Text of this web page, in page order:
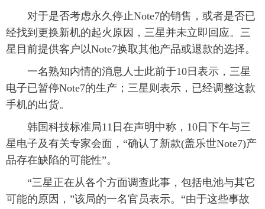
对于是否考虑永久停止Note7的销售，或者是否已
经找到更换新机的起火原因，三星并未立即回应。三
星目前提供客户以Note7换取其他产品或退款的选择。
一名熟知内情的消息人士此前于10日表示，三星
电子已暂停Note7的生产；三星则表示，已经调整这款
手机的出货。
韩国科技标准局11日在声明中称，10日下午与三
星电子及有关专家会面，“确认了新款(盖乐世Note7)产
品存在缺陷的可能性”。
“三星正在从各个方面调查此事，包括电池与其它
可能的原因，”该局的一名官员表示。“由于这些事故